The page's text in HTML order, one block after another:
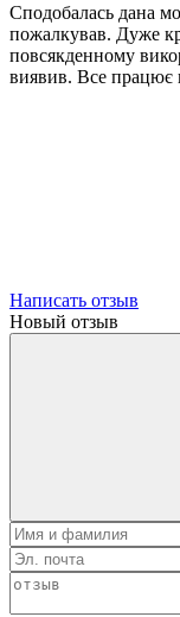
Сподобалась дана
пожалкував. Дуже
повсякденному
виявив. Все працює
Написать отзыв
Новый отзыв